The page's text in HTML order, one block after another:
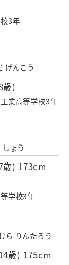
3年
げんこう
歳)
業高等学校3年
ょう
歳) 173cm
学校3年
ら りんたろう
歳) 175cm